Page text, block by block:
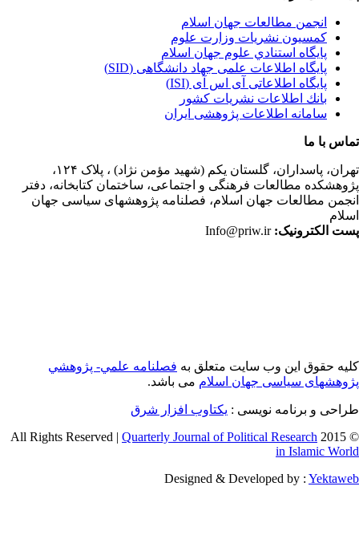
انجمن مطالعات جهان اسلام
کمسیون نشریات وزارت علوم
پايگاه استنادي علوم جهان اسلام
پایگاه اطلاعات علمی جهاد دانشگاهی (SID)
پایگاه اطلاعاتی آی اس آی (ISI)
بانك اطلاعات نشريات كشور
سامانه اطلاعات پژوهشی ایران
با ما
پاسداران، گلستان یکم (شهید مؤمن نژاد) ، پلاک ۱۲۴،
مطالعات فرهنگی و اجتماعی، ساختمان کتابخانه، دفتر
مطالعات جهان اسلام، فصلنامه پژوهشهای سیاسی جهان
الکترونیک:Info@priw.ir
حقوق این وب سایت متعلق بهفصلنامه علمي- پژوهشي
سیاسی جهان اسلاممی باشد.
و برنامه نویسی : یکتاوب افزار شرق
©
Quarterly Journal of Political Research
in Islamic
Designed & Developed by :